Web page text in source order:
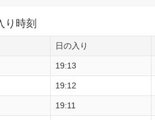
り時刻
日の入り
19:13
19:12
19:11